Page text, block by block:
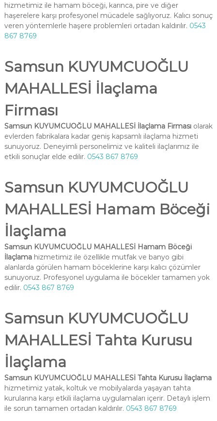
hizmetimiz ile hamam böceği, karınca, pire ve diğer
haşerelere karşı profesyonel mücadele sağlıyoruz. Kalıcı sonuç
veren yöntemlerle haşere problemleri ortadan kaldırılır. 0543
867 8769
Samsun KUYUMCUOĞLU
MAHALLESİ İlaçlama
Firması
Samsun KUYUMCUOĞLU MAHALLESİ İlaçlama Firmasıolarak
evlerden fabrikalara kadar geniş kapsamlı ilaçlama hizmeti
sunuyoruz. Deneyimli personelimiz ve kaliteli ilaçlarımız ile
etkili sonuçlar elde edilir. 0543 867 8769
Samsun KUYUMCUOĞLU
MAHALLESİ Hamam Böceği
İlaçlama
Samsun KUYUMCUOĞLU MAHALLESİ Hamam Böceği
İlaçlamahizmetimiz ile özellikle mutfak ve banyo gibi
alanlarda görülen hamam böceklerine karşı kalıcı çözümler
sunuyoruz. Profesyonel uygulama ile böcekler tamamen yok
edilir. 0543 867 8769
Samsun KUYUMCUOĞLU
MAHALLESİ Tahta Kurusu
İlaçlama
Samsun KUYUMCUOĞLU MAHALLESİ Tahta Kurusu İlaçlama
hizmetimiz yatak, koltuk ve mobilyalarda yaşayan tahta
kurularına karşı etkili ilaçlama uygulamaları içerir. Detaylı işlem
ile sorun tamamen ortadan kaldırılır. 0543 867 8769